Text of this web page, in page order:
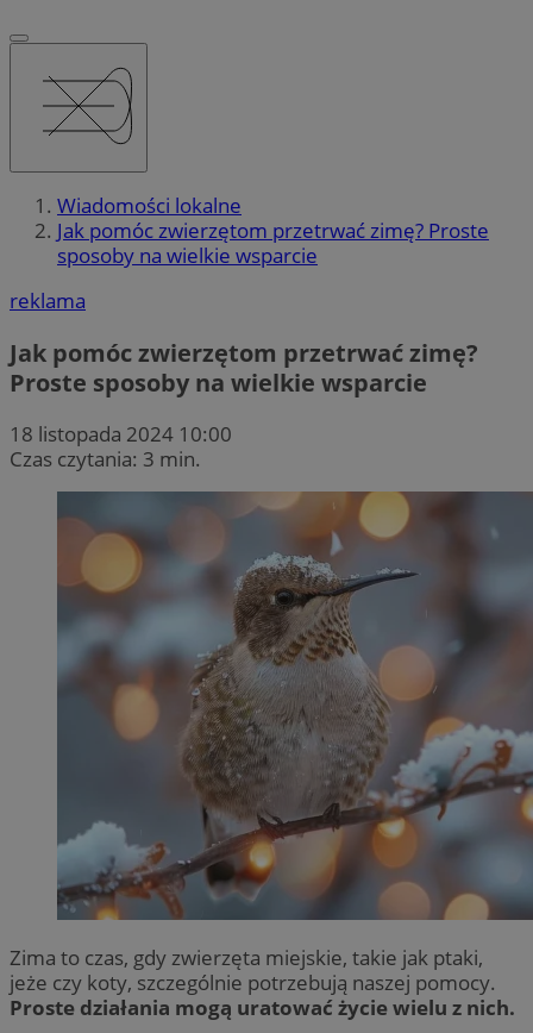
Wiadomości lokalne
Jak pomóc zwierzętom przetrwać zimę? Proste
sposoby na wielkie wsparcie
reklama
Jak pomóc zwierzętom przetrwać zimę?
Proste sposoby na wielkie wsparcie
18 listopada 2024 10:00
Czas czytania: 3 min.
Zima to czas, gdy zwierzęta miejskie, takie jak ptaki,
jeże czy koty, szczególnie potrzebują naszej pomocy.
Proste działania mogą uratować życie wielu z nich.